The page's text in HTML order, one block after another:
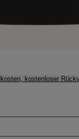
kostenloser